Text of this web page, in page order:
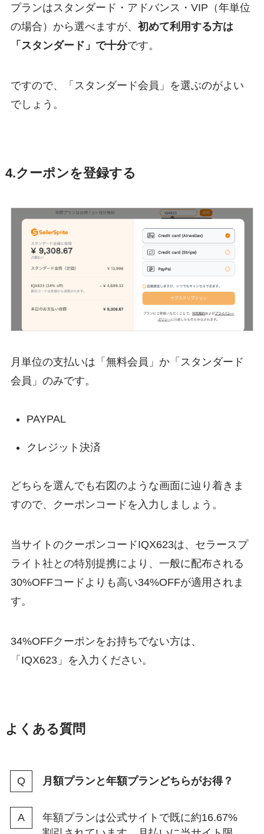
プランはスタンダード・アドバンス・VIP（年単位
の場合）から選べますが、 初めて利用する方は
「スタンダード」で十分です。
ですので、「スタンダード会員」を選ぶのがよい
でしょう。
4.クーポンを登録する
月単位の支払いは「無料会員」か「スタンダード
会員」のみです。
PAYPAL
クレジット決済
どちらを選んでも右図のような画面に辿り着きま
すので、クーポンコードを入力しましょう。
当サイトのクーポンコードIQX623は、セラースプ
ライト社との特別提携により、一般に配布される
30%OFFコードよりも高い34%OFFが適用されま
す。
34%OFFクーポンをお持ちでない方は、
「IQX623」を入力ください。
よくある質問
月額プランと年額プランどちらがお得？
年額プランは公式サイトで既に約16.67%